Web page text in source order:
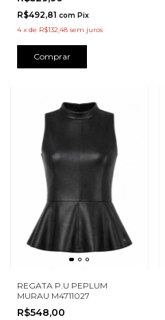
R$492,81 com Pix
4 x de R$132,48 sem juros
Comprar
REGATA P.U PEPLUM
MURAU M4711027
R$548,00